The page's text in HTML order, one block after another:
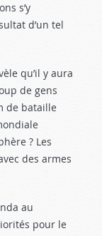
s’y
d’un tel
qu’il y aura
de gens
de bataille
? Les
des armes
au
pour le